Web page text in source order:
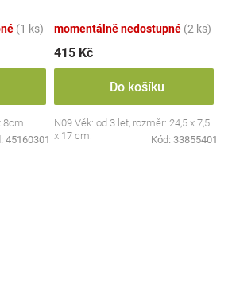
(1 ks)
8cm
45160301
momentálně nedostupné (2 ks)
415 Kč
Do košíku
N09 Věk: od 3 let, rozměr: 24,5 x 7,5
x 17 cm.
Kód: 33855401